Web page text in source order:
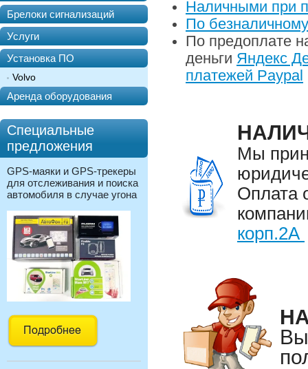
Брелоки сигнализаций
Услуги
Установка ПО
Volvo
Аренда оборудования
Специальные
предложения
GPS-маяки и GPS-трекеры
для отслеживания и поиска
автомобиля в случае угона
Наличными при
По
По предоплате
деньги Яндекс
платежей Paypal
Мы
Оплата
корп.2А